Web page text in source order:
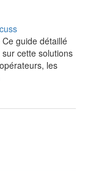
guide détaillé
cette solutions
les